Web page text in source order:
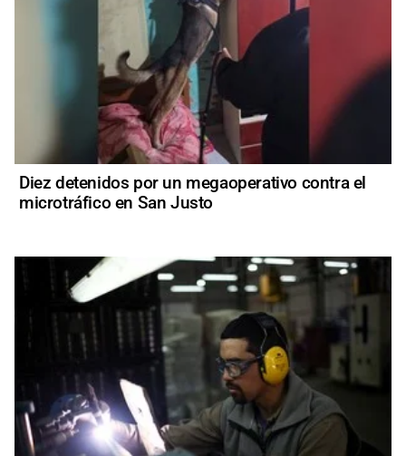
Diez detenidos por un megaoperativo contra el
microtráfico en San Justo